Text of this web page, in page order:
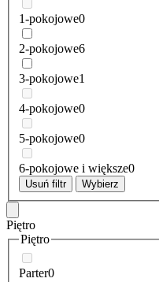
1-pokojowe0
2-pokojowe6
3-pokojowe1
4-pokojowe0
5-pokojowe0
6-pokojowe i większe0
Usuń filtr Wybierz
Piętro
Piętro
Parter0